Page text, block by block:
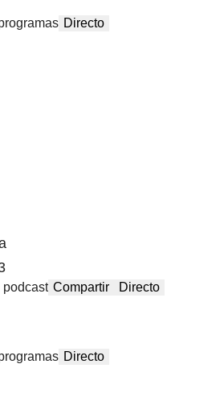
Directo
podcast Compartir Directo
Directo